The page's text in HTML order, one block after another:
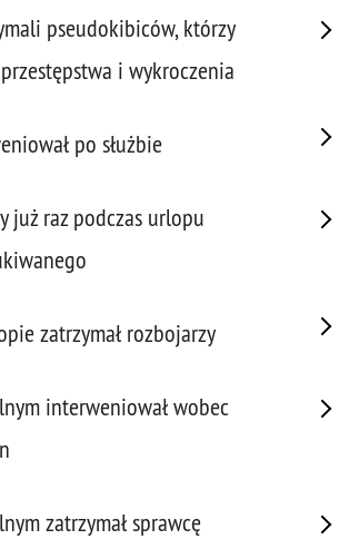
pseudokibiców, którzy
i wykroczenia
po służbie
już raz podczas urlopu
zatrzymał rozbojarzy
interweniował wobec
zatrzymał sprawcę